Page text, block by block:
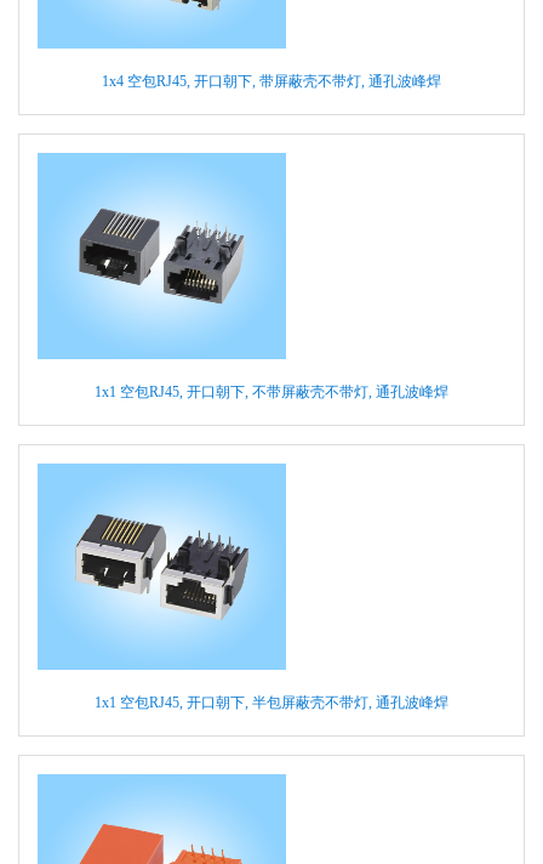
1x4 空包RJ45, 开口朝下, 带屏蔽壳不带灯, 通孔波峰焊
1x1 空包RJ45, 开口朝下, 不带屏蔽壳不带灯, 通孔波峰焊
1x1 空包RJ45, 开口朝下, 半包屏蔽壳不带灯, 通孔波峰焊